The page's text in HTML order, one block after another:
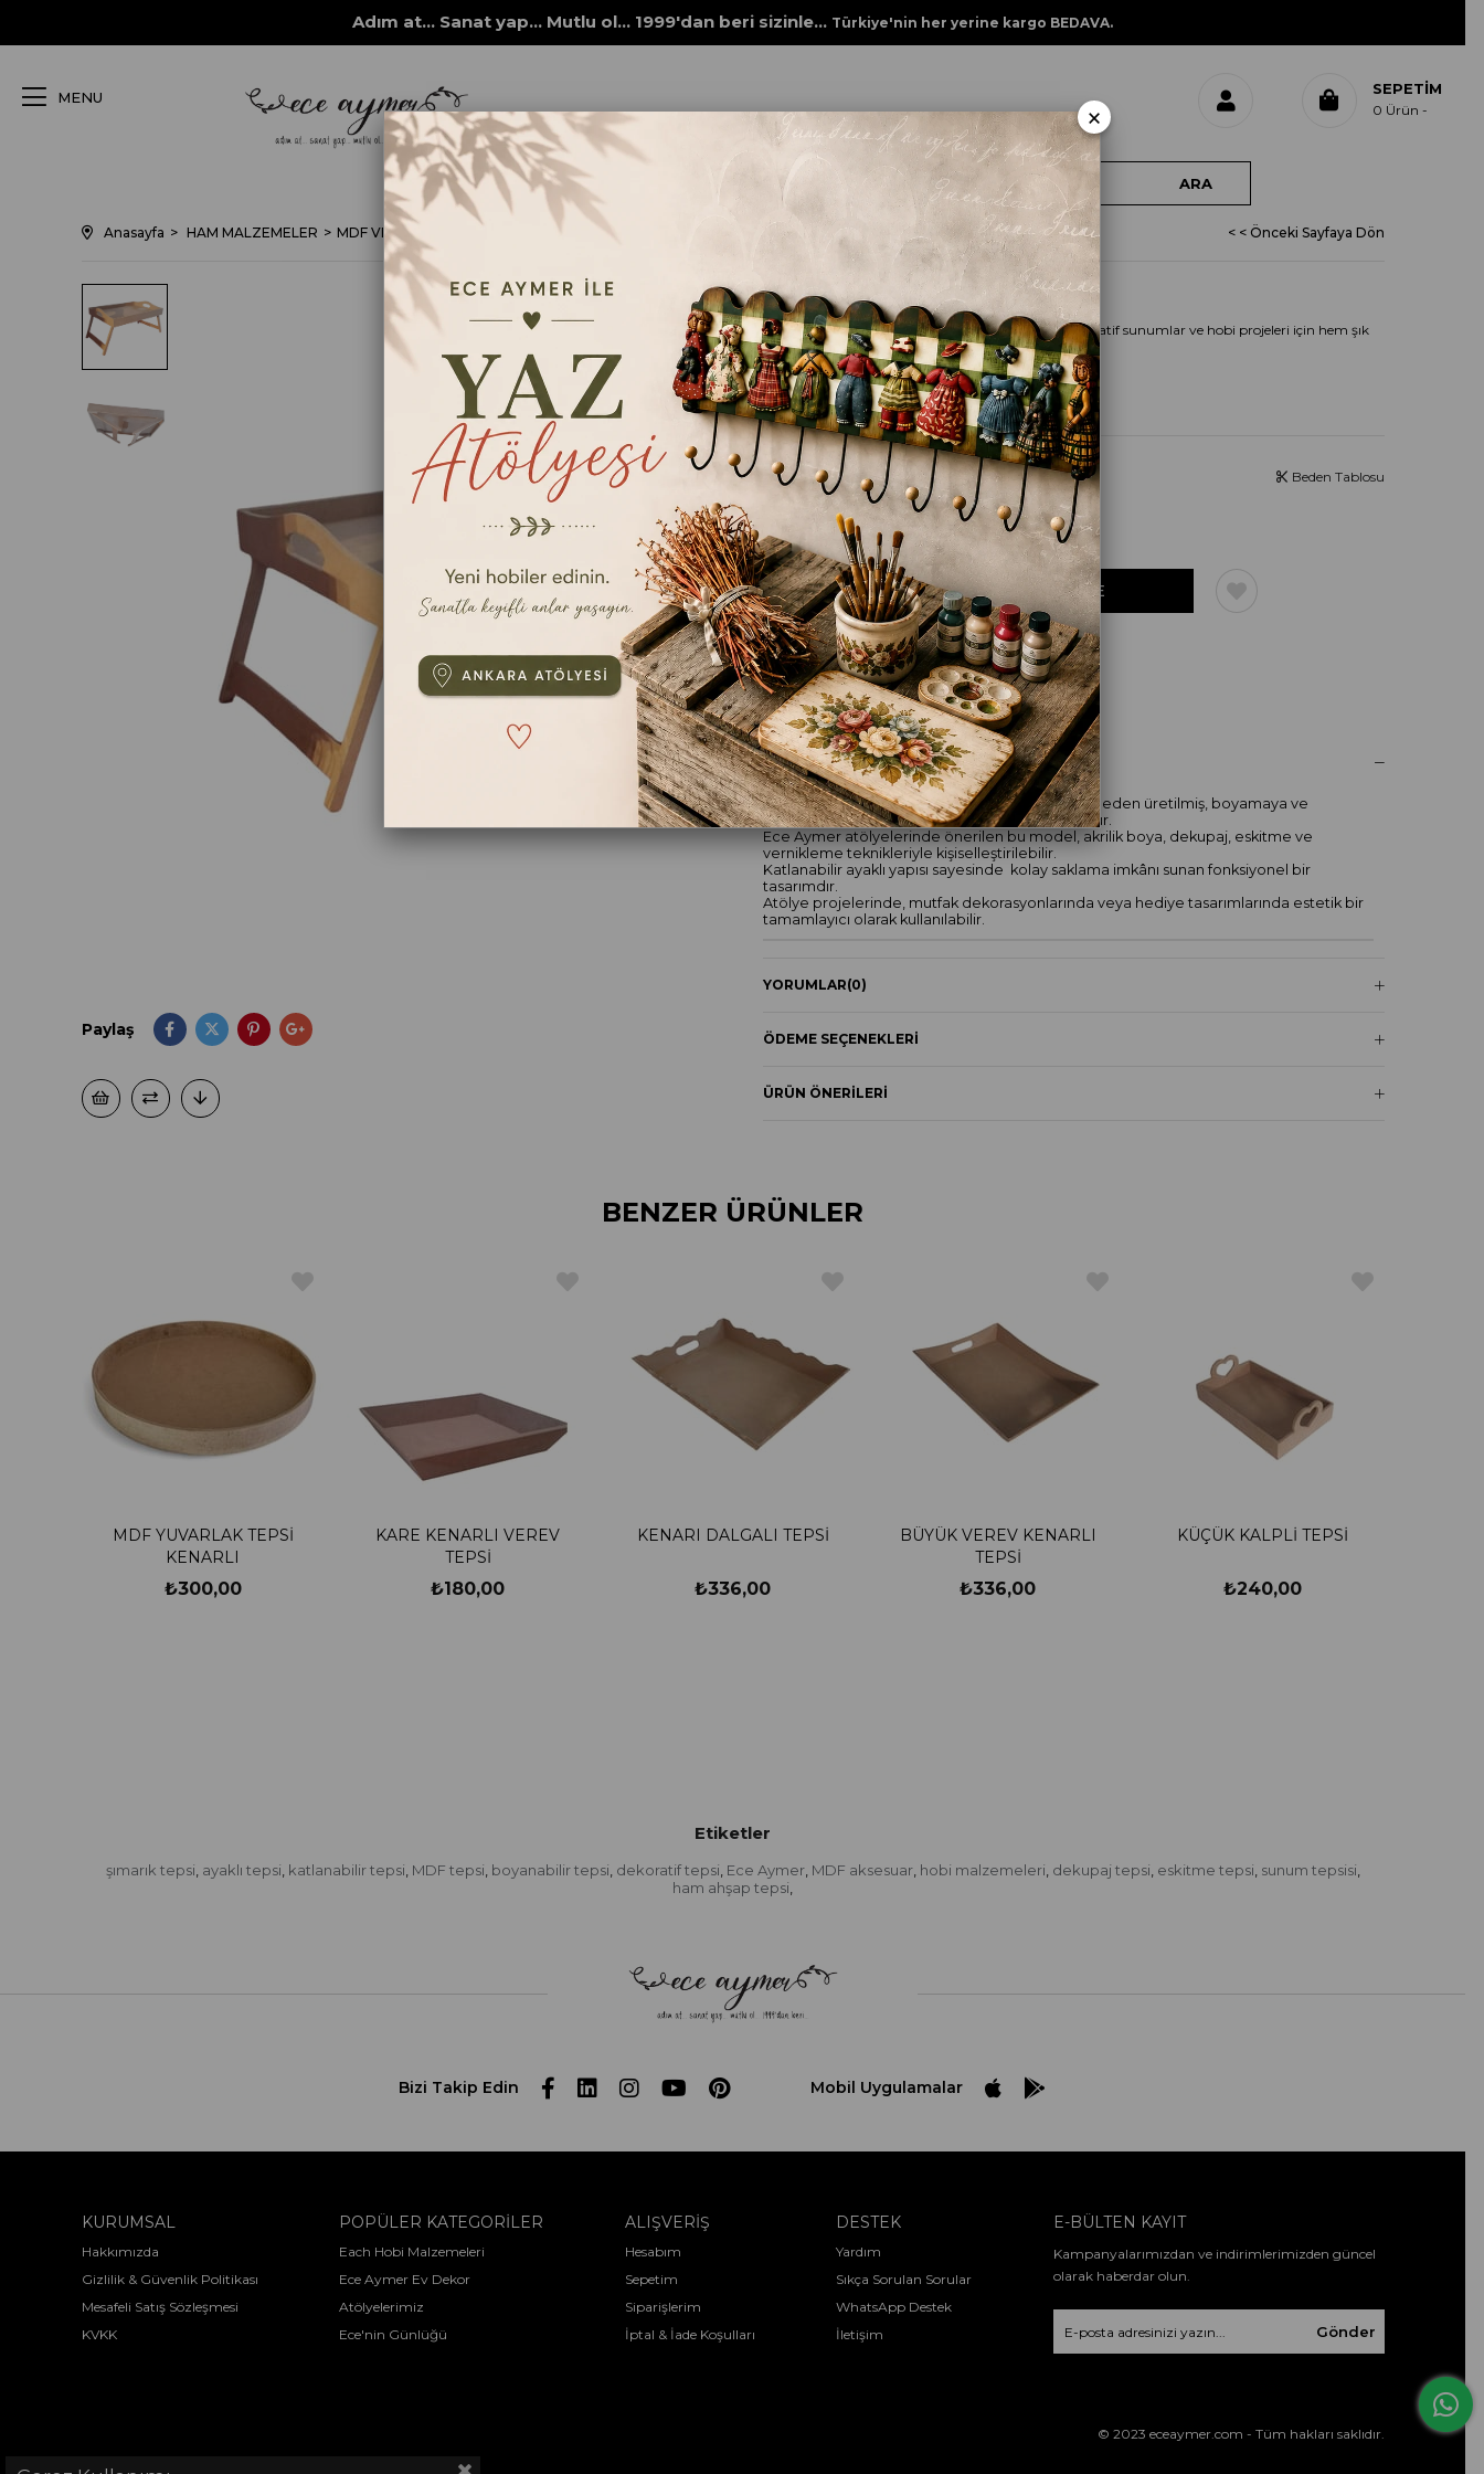
Adım at... Sanat yap... Mutlu ol... 1999'dan beri sizinle... Türkiye'nin her yerine kargo BEDAVA.
MENU SEPETIM
0 Ürün
Anasayfa HAM MALZEMELER MDF VE MASİF OBJELER TEPSİLER ŞIMARIK TEPSİ < < Önceki Sayfaya Dön
Paylaş
ŞIMARIK TEPSİ
Şımarık Tepsi, ayaklı ve katlanabilir tasarımıyla dekoratif sunumlar ve hobi projeleri için hem şık
hem pratik bir üründür.
₺1.150,00
ebat
40X54CM
Beden Tablosu
TAVSIYE ET YORUM YAZ
ÜRÜN ÖZELLIKLERI
Şımarık Tepsi (Ayaklı – Katlanabilir), MDF malzemeden üretilmiş, boyamaya ve
süslemeye uygun çok yönlü bir dekoratif üründür.
Ece Aymer atölyelerinde önerilen bu model, akrilik boya, dekupaj, eskitme ve
vernikleme teknikleriyle kişiselleştirilebilir.
Katlanabilir ayaklı yapısı sayesinde kolay saklama imkânı sunan fonksiyonel bir
tasarımdır.
Atölye projelerinde, mutfak dekorasyonlarında veya hediye tasarımlarında estetik bir
tamamlayıcı olarak kullanılabilir.
YORUMLAR(0)
ÖDEME SEÇENEKLERI
ÜRÜN ÖNERILERI
BENZER ÜRÜNLER
MDF YUVARLAK TEPSİ
KENARLI
₺300,00
KARE KENARLI VEREV
TEPSİ
₺180,00
KENARI DALGALI TEPSİ
₺336,00
BÜYÜK VEREV KENARLI
TEPSİ
₺336,00
KÜÇÜK KALPLİ TEPSİ
₺240,00
Etiketler
şımarık tepsi, ayaklı tepsi, katlanabilir tepsi, MDF tepsi, boyanabilir tepsi, dekoratif tepsi, Ece Aymer, MDF aksesuar, hobi malzemeleri, dekupaj tepsi, eskitme tepsi, sunum tepsisi,
ham ahşap tepsi,
Bizi Takip Edin Mobil Uygulamalar
KURUMSAL
Hakkımızda
Gizlilik & Güvenlik Politikası
Mesafeli Satış Sözleşmesi
KVKK
POPÜLER KATEGORİLER
Each Hobi Malzemeleri
Ece Aymer Ev Dekor
Atölyelerimiz
Ece'nin Günlüğü
ALIŞVERİŞ
Hesabım
Sepetim
Siparişlerim
İptal & İade Koşulları
DESTEK
Yardım
Sıkça Sorulan Sorular
WhatsApp Destek
İletişim
E-BÜLTEN KAYIT
Kampanyalarımızdan ve indirimlerimizden güncel
olarak haberdar olun.
Gönder
© 2023 eceaymer.com - Tüm hakları saklıdır.
×